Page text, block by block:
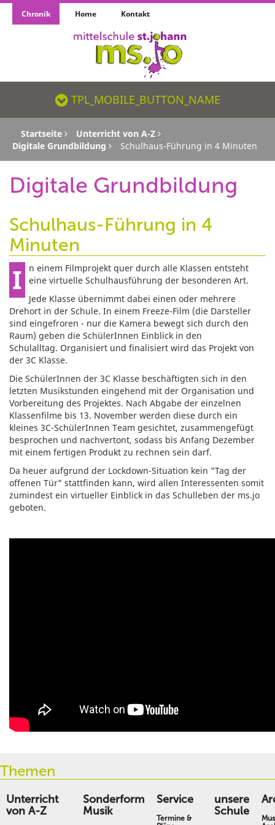
Chronik Home Kontakt
TPL_MOBILE_BUTTON_NAME_SR
TPL_MOBILE_BUTTON_NAME
Startseite
Unterricht von A-Z
Digitale Grundbildung
Schulhaus-Führung in 4 Minuten
Digitale Grundbildung
Schulhaus-Führung in 4
Minuten
In einem Filmprojekt quer durch alle Klassen entsteht
eine virtuelle Schulhausführung der besonderen Art.
Jede Klasse übernimmt dabei einen oder mehrere
Drehort in der Schule. In einem Freeze-Film (die Darsteller
sind eingefroren - nur die Kamera bewegt sich durch den
Raum) geben die SchülerInnen Einblick in den
Schulalltag. Organisiert und finalisiert wird das Projekt von
der 3C Klasse.
Die SchülerInnen der 3C Klasse beschäftigten sich in den
letzten Musikstunden eingehend mit der Organisation und
Vorbereitung des Projektes. Nach Abgabe der einzelnen
Klassenfilme bis 13. November werden diese durch ein
kleines 3C-SchülerInnen Team gesichtet, zusammengefügt
besprochen und nachvertont, sodass bis Anfang Dezember
mit einem fertigen Produkt zu rechnen sein darf.
Da heuer aufgrund der Lockdown-Situation kein "Tag der
offenen Tür" stattfinden kann, wird allen Interessenten somit
zumindest ein virtueller Einblick in das Schulleben der ms.jo
geboten.
Themen
Unterricht
von A-Z
Sonderform
Musik
Service
Termine &
unsere
Schule